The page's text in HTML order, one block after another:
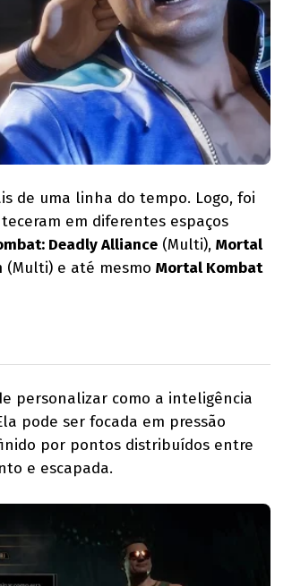
de uma linha do tempo. Logo, foi
em diferentes espaços
Deadly Alliance (Multi), Mortal
(Multi) e até mesmo Mortal Kombat
personalizar como a inteligência
pode ser focada em pressão
por pontos distribuídos entre
e escapada.